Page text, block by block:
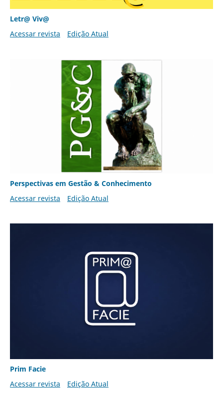
Letr@ Viv@
Acessar revista
Edição Atual
Perspectivas em Gestão & Conhecimento
Acessar revista
Edição Atual
Prim Facie
Acessar revista
Edição Atual